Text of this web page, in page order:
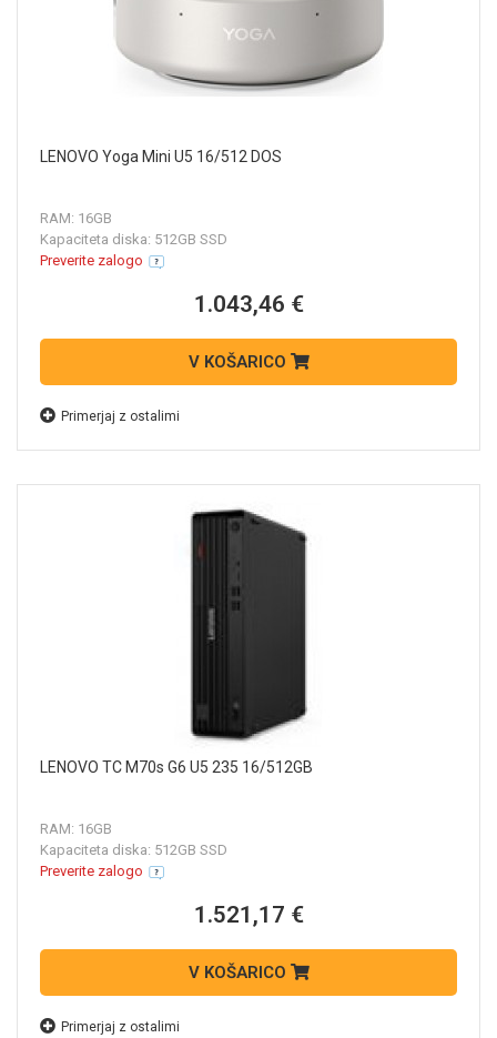
LENOVO Yoga Mini U5 16/512 DOS
RAM: 16GB
Kapaciteta diska: 512GB SSD
Preverite zalogo
1.043,46 €
V KOŠARICO
Primerjaj z ostalimi
LENOVO TC M70s G6 U5 235 16/512GB
RAM: 16GB
Kapaciteta diska: 512GB SSD
Preverite zalogo
1.521,17 €
V KOŠARICO
Primerjaj z ostalimi